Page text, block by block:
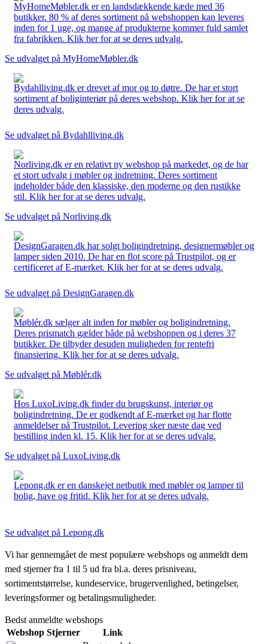
MyHomeMøbler.dk er en landsdækkende kæde med 36
butikker. 80 % af deres sortiment på webshoppen kan leveres
inden for 1 uge, og mange af produkterne kommer fuld samlet
fra fabrikken. Klik her for at se deres udvalg.
Se udvalget på MyHomeMøbler.dk
Bydahlliving.dk er drevet af mor og to døtre. De har et stort
sortiment af boliginteriør på deres webshop. Klik her for at se
deres udvalg.
Se udvalget på Bydahlliving.dk
Norliving.dk er en relativt ny webshop på markedet, og de har
et stort udvalg i møbler og indretning. Deres sortiment
indeholder både den klassiske, den moderne og den rustikke
stil. Klik her for at se deres udvalg.
Se udvalget på Norliving.dk
DesignGaragen.dk har solgt boligindretning, designermøbler og
lamper siden 2010. De har en flot score på Trustpilot, og er
certificeret af E-mærket. Klik her for at se deres udvalg.
Se udvalget på DesignGaragen.dk
Møblér.dk sælger alt inden for møbler og boligindretning.
Deres prismatch gælder både på webshoppen og i deres 37
butikker. De tilbyder desuden muligheden for rentefri
finansiering. Klik her for at se deres udvalg.
Se udvalget på Møblér.dk
Hos LuxoLiving.dk finder du brugskunst, interiør og
boligindretning. De er godkendt af E-mærket og har flotte
anmeldelser på Trustpilot. Levering sker næste dag ved
bestilling inden kl. 15. Klik her for at se deres udvalg.
Se udvalget på LuxoLiving.dk
Lepong.dk er en danskejet netbutik med møbler og lamper til
bolig, have og fritid. Klik her for at se deres udvalg.
Se udvalget på Lepong.dk
Vi har gennemgået de mest populære webshops og anmeldt dem
med stjerner fra 1 til 5 ud fra bl.a. deres prisniveau,
sortimentstørrelse, kundeservice, brugervenlighed, betingelser,
leveringsformer og betalingsmuligheder.
Bedst anmeldte webshops
Webshop Stjerner
Link